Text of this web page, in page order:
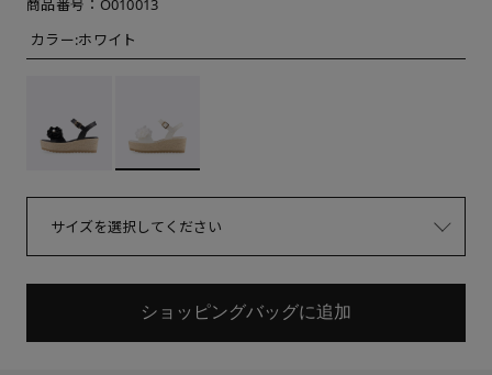
商品番号：O010013
カラー:ホワイト
サイズを選択してください
ショッピングバッグに追加